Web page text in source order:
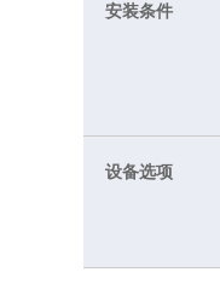
安装条件
设备选项